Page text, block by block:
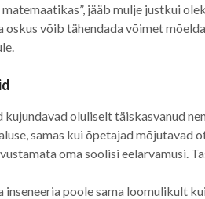
jääb mulje justkui
võib tähendada võimet
oluliselt täiskasvanud
samas kui õpetajad mõjutavad
oma soolisi eelarvamusi.
poole sama loomulikult